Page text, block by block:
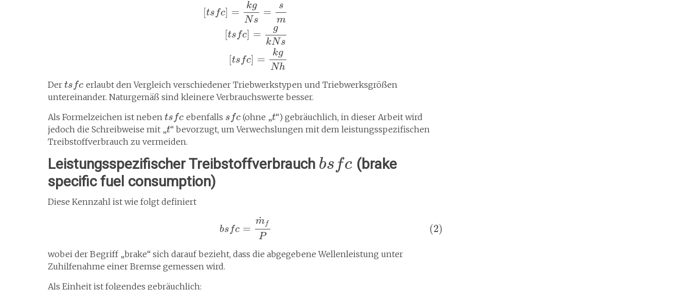
[ts fc] =
kg
Ns
=
s
m
[ts fc] =
g
kNs
[ts fc] =
kg
Nh
Der ts fc erlaubt den Vergleich verschiedener Triebwerkstypen und Triebwerksgrößen
untereinander. Naturgemäß sind kleinere Verbrauchswerte besser.
Als Formelzeichen ist neben ts fc ebenfalls s fc (ohne „t“) gebräuchlich, in dieser Arbeit wird
jedoch die Schreibweise mit „t“ bevorzugt, um Verwechslungen mit dem leistungsspezifischen
Treibstoffverbrauch zu vermeiden.
Leistungsspezifischer Treibstoffverbrauch bs fc (brake
specific fuel consumption)
Diese Kennzahl ist wie folgt definiert
bs fc =
m
˙ f
P
(2)
wobei der Begriff „brake“ sich darauf bezieht, dass die abgegebene Wellenleistung unter
Zuhilfenahme einer Bremse gemessen wird.
Als Einheit ist folgendes gebräuchlich: